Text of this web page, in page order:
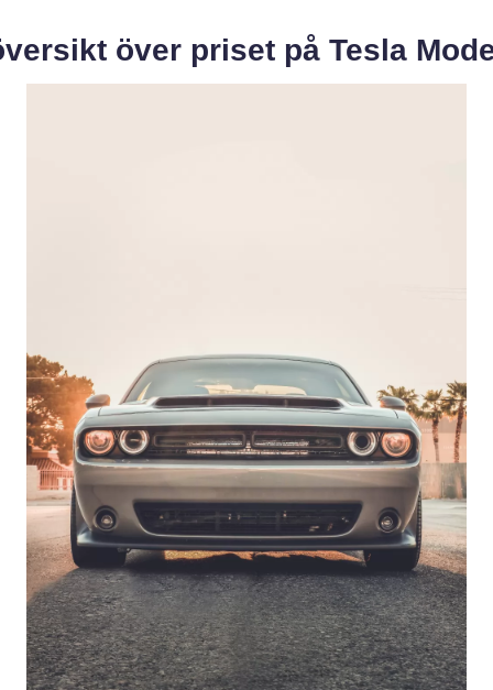
över priset på Tesla